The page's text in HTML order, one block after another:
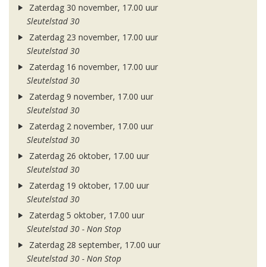
Zaterdag 30 november, 17.00 uur
Sleutelstad 30
Zaterdag 23 november, 17.00 uur
Sleutelstad 30
Zaterdag 16 november, 17.00 uur
Sleutelstad 30
Zaterdag 9 november, 17.00 uur
Sleutelstad 30
Zaterdag 2 november, 17.00 uur
Sleutelstad 30
Zaterdag 26 oktober, 17.00 uur
Sleutelstad 30
Zaterdag 19 oktober, 17.00 uur
Sleutelstad 30
Zaterdag 5 oktober, 17.00 uur
Sleutelstad 30 - Non Stop
Zaterdag 28 september, 17.00 uur
Sleutelstad 30 - Non Stop